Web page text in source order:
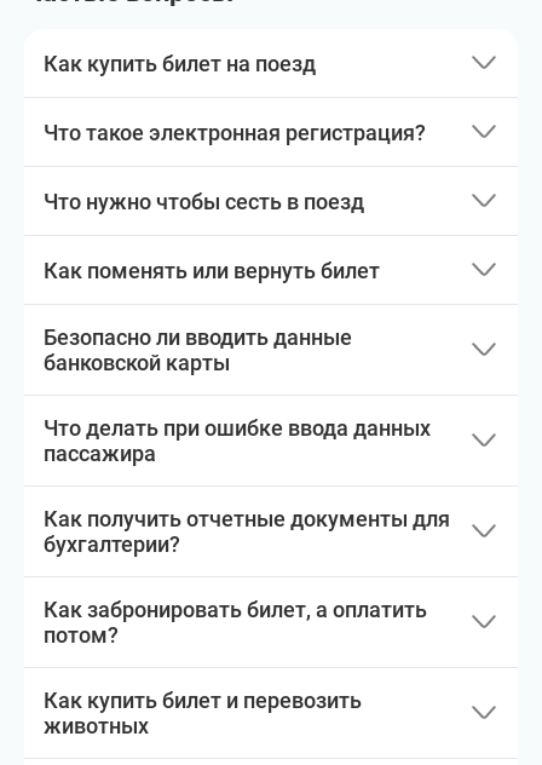
Как купить билет на поезд
Что такое электронная регистрация?
Что нужно чтобы сесть в поезд
Как поменять или вернуть билет
Безопасно ли вводить данные
банковской карты
Что делать при ошибке ввода данных
пассажира
Как получить отчетные документы для
бухгалтерии?
Как забронировать билет, а оплатить
потом?
Как купить билет и перевозить
животных